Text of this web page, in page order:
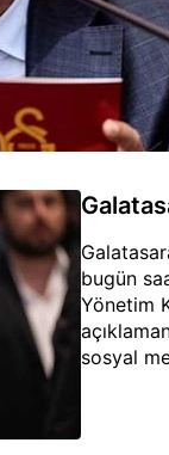
bugün
Yönetim
sosyal